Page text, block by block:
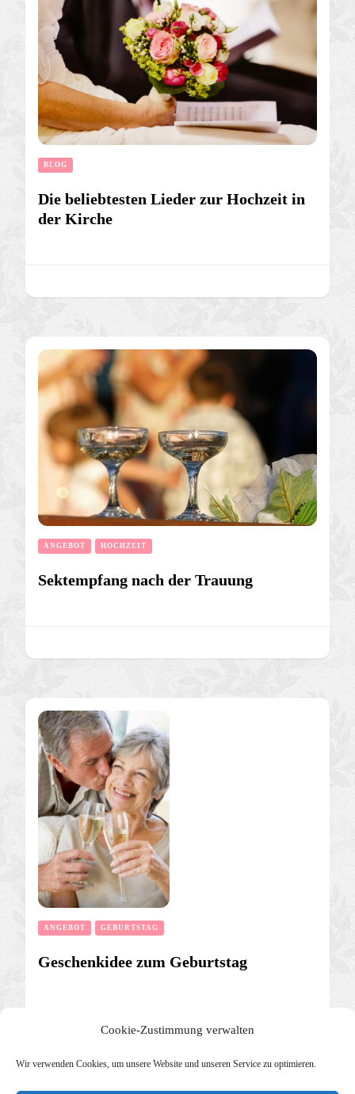
Cookie-Zustimmung verwalten
Wir verwenden Cookies, um unsere Website und unseren Service zu optimieren.
BLOG
Die beliebtesten Lieder zur Hochzeit in
der Kirche
ANGEBOT HOCHZEIT
Sektempfang nach der Trauung
ANGEBOT GEBURTSTAG
Geschenkidee zum Geburtstag